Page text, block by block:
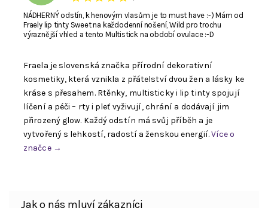
Souhlasím se zpracovánímosobních údajů. E-
mail není viditelný pro ostatní nakupující.
NÁDHERNÝ odstín, k henovým vlasům je to must have :-) Mám od
Fraely lip tinty Sweet na každodenní nošení, Wild pro trochu
výraznější vhled a tento Multistick na období ovulace :-D
Fraela je slovenská značka přírodní dekorativní
kosmetiky, která vznikla z přátelství dvou žen a lásky ke
kráse s přesahem. Rtěnky, multisticky i lip tinty spojují
líčení a péči – rty i pleť vyživují, chrání a dodávají jim
přirozený glow. Každý odstín má svůj příběh a je
vytvořený s lehkostí, radostí a ženskou energií.Více o
značce →